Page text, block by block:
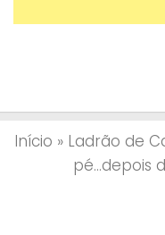
Início » Ladrão de
pé…depois